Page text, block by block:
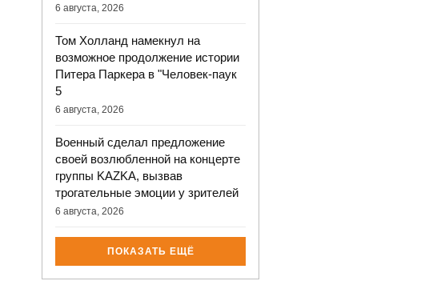
6 августа, 2026
Том Холланд намекнул на
возможное продолжение истории
Питера Паркера в "Человек-паук
5
6 августа, 2026
Военный сделал предложение
своей возлюбленной на концерте
группы KAZKA, вызвав
трогательные эмоции у зрителей
6 августа, 2026
ПОКАЗАТЬ ЕЩЁ